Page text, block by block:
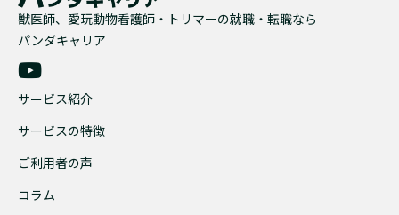
獣医師、愛玩動物看護師・トリマーの就職・転職なら
パンダキャリア
サービス紹介
サービスの特徴
ご利用者の声
コラム